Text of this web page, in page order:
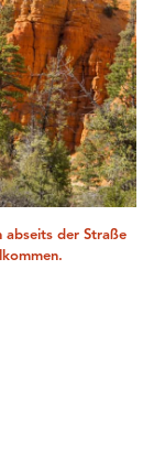
abseits der Straße